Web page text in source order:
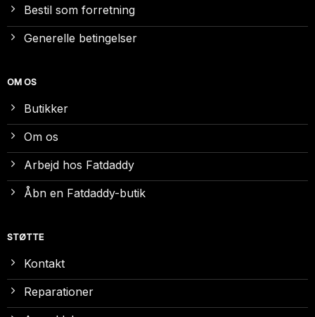
Bestil som forretning
Generelle betingelser
OM OS
Butikker
Om os
Arbejd hos Fatdaddy
Åbn en Fatdaddy-butik
STØTTE
Kontakt
Reparationer